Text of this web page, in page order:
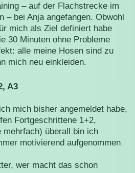
– auf der Flachstrecke im
– bei Anja angefangen. Obwohl
mich als Ziel definiert habe
30 Minuten ohne Probleme
alle meine Hosen sind zu
mich neu einkleiden.
A3
mich bisher angemeldet habe,
Fortgeschrittene 1+2,
mehrfach) überall bin ich
motivierend aufgenommen
wer macht das schon